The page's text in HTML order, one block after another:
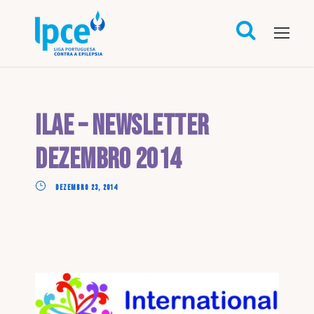
ILAE – Newsletter
Dezembro 2014
DEZEMBRO 23, 2014